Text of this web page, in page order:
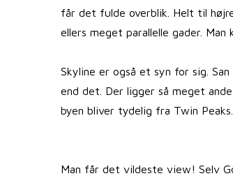
får det fulde overblik. Helt til
ellers meget parallelle gader. Man
Skyline er også et syn for sig.
end det. Der ligger så meget
byen bliver tydelig fra Twin Peaks.
Man får det vildeste view! Selv